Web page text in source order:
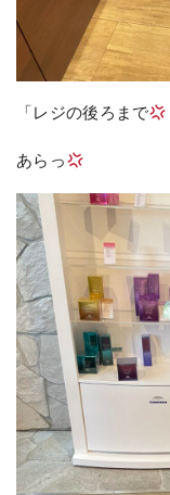
「レジの後ろまで
あらっ